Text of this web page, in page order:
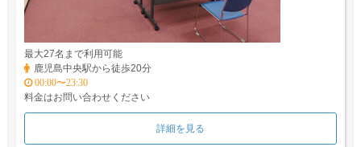
最大27名まで利用可能
鹿児島中央駅から徒歩20分
00:00〜23:30
料金はお問い合わせください
詳細を見る